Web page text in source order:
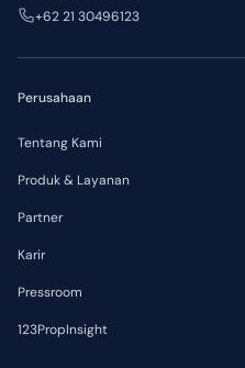
Perusahaan
Tentang Kami
Produk & Layanan
Partner
Karir
Pressroom
123PropInsight
+62 21 30496123